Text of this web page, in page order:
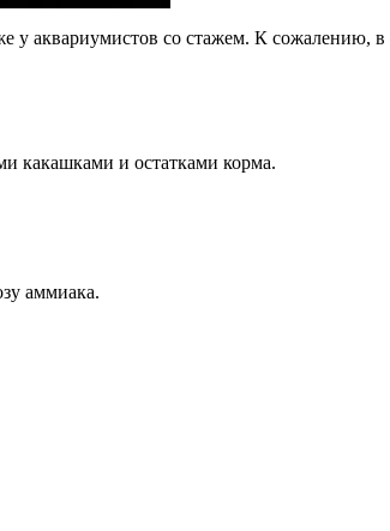
аквариумистов со стажем. К сожалению, в
какашками и остатками корма.
аммиака.